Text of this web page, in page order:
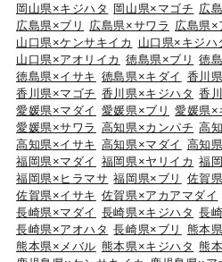
岡山県×キジハタ
岡山県×マゴチ 広
広島県×ブリ
広島県×サワラ 広島県×
山口県×ケンサキイカ
山口県×キジハ
山口県×アオリイカ 徳島県×ブリ 徳
徳島県×イサキ 徳島県×キダイ 香川
香川県×マゴチ 香川県×キジハタ 香
愛媛県×マダイ 愛媛県×ブリ 愛媛県×
愛媛県×サワラ 高知県×カンパチ 高
高知県×イサキ 高知県×マダイ 高知
福岡県×マダイ 福岡県×ヤリイカ 福
福岡県×ヒラマサ 福岡県×ブリ 佐賀
佐賀県×イサキ 佐賀県×アカアマダイ
長崎県×マダイ 長崎県×キジハタ 長
長崎県×アオハタ 長崎県×ブリ 熊本
熊本県×メバル 熊本県×キジハタ 熊